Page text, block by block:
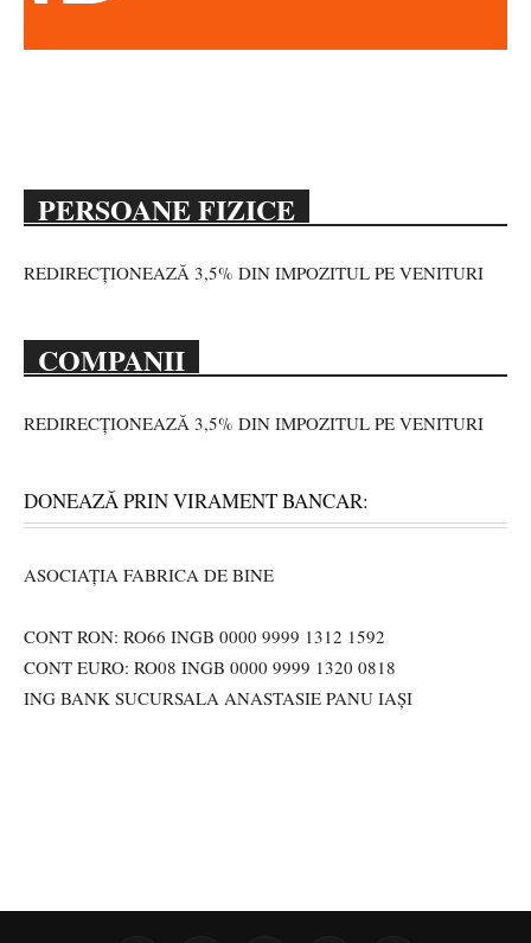
PERSOANE FIZICE
REDIRECȚIONEAZĂ 3,5% DIN IMPOZITUL PE VENITURI
COMPANII
REDIRECȚIONEAZĂ 3,5% DIN IMPOZITUL PE VENITURI
DONEAZĂ PRIN VIRAMENT BANCAR:
ASOCIAȚIA FABRICA DE BINE
CONT RON: RO66 INGB 0000 9999 1312 1592
CONT EURO: RO08 INGB 0000 9999 1320 0818
ING BANK SUCURSALA ANASTASIE PANU IAȘI